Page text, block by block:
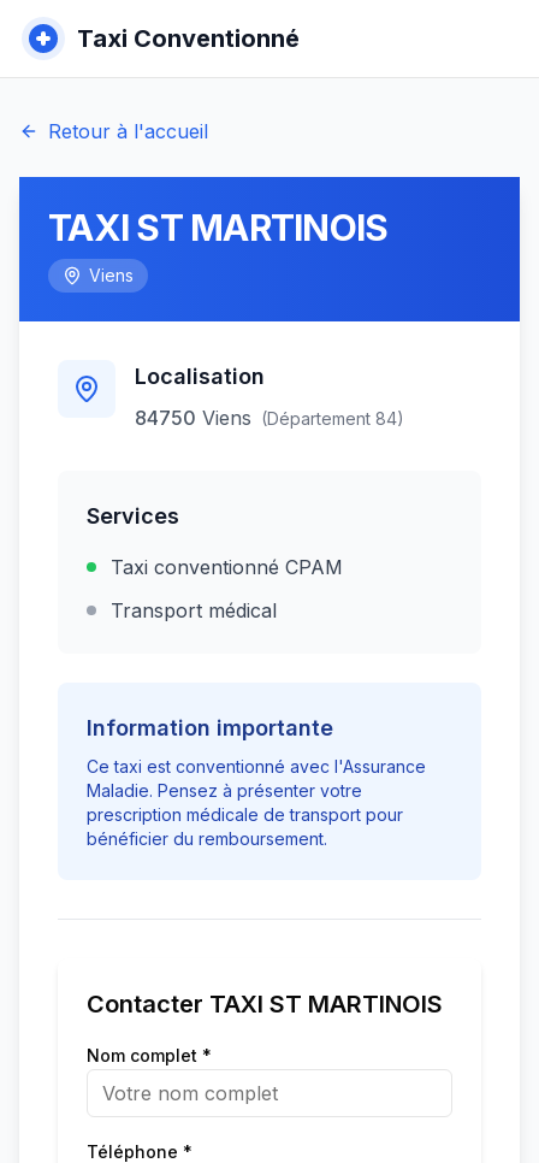
Taxi Conventionné
Retour à l'accueil
TAXI ST MARTINOIS
Viens
Localisation
84750 Viens (Département 84)
Services
Taxi conventionné CPAM
Transport médical
Information importante
Ce taxi est conventionné avec l'Assurance
Maladie. Pensez à présenter votre
prescription médicale de transport pour
bénéficier du remboursement.
Contacter TAXI ST MARTINOIS
Nom complet *
Téléphone *